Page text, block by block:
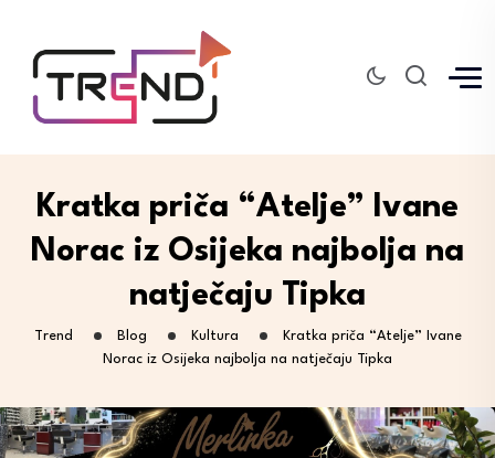
Kratka priča “Atelje” Ivane
Norac iz Osijeka najbolja na
natječaju Tipka
Trend Blog Kultura
Kratka priča “Atelje” Ivane
Norac iz Osijeka najbolja na natječaju Tipka